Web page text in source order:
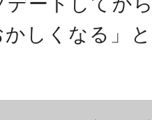
しくなる」